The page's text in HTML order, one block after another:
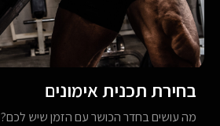
בחירת תכנית אימונים
מה עושים בחדר הכושר עם הזמן שיש לכם?